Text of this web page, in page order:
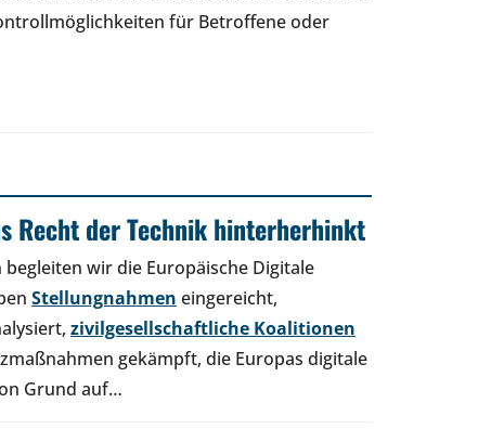
für Betroffene oder
Recht der Technik hinterherhinkt
wir die Europäische Digitale
Stellungnahmen eingereicht,
zivilgesellschaftliche Koalitionen
gekämpft, die Europas digitale
Grund auf…